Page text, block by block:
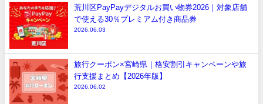
荒川区PayPayデジタルお買い物券2026｜対象店舗
で使える30％プレミアム付き商品券
2026.06.03
旅行クーポン×宮崎県｜格安割引キャンペーンや旅
行支援まとめ【2026年版】
2026.06.02